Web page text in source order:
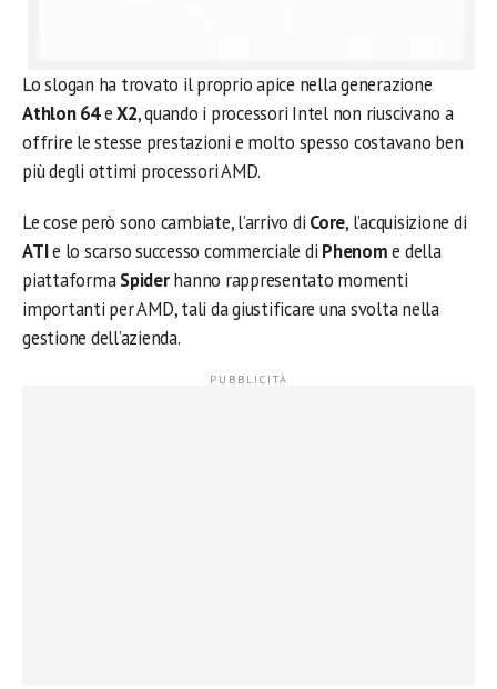
Lo slogan ha trovato il proprio apice nella generazione
Athlon 64eX2, quando i processori Intel non riuscivano a
offrire le stesse prestazioni e molto spesso costavano ben
più degli ottimi processori AMD.
Le cose però sono cambiate, l’arrivo di Core, l’acquisizione di
ATIe lo scarso successo commerciale di Phenome della
piattaformaSpiderhanno rappresentato momenti
importanti per AMD, tali da giustificare una svolta nella
gestione dell’azienda.